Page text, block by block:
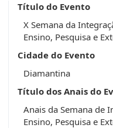
Título do Evento
X Semana da
Ensino, Pesquisa e
Cidade do Evento
Diamantina
Título dos Anais do
Anais da Semana de
Ensino, Pesquisa e